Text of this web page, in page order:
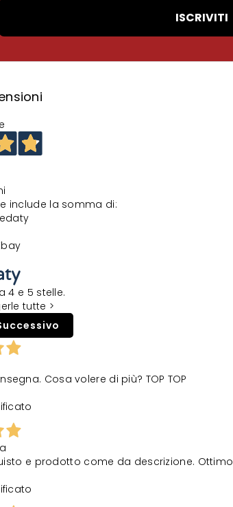
ISCRIVITI
include la somma di:
4 e 5 stelle.
tutte >
Cosa volere di più? TOP TOP
e prodotto come da descrizione. Ottimo